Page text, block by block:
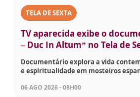
TELA DE SEXTA
TV aparecida exibe o
– Duc In Altum” no Tela de
Documentário explora a vida
e espiritualidade em mosteiros
06 AGO 2026 - 08H00